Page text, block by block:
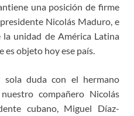
una posición de firme
Nicolás Maduro, e
unidad de América Latina
es objeto hoy ese país.
sola duda con el hermano
compañero Nicolás
cubano, Miguel Díaz-